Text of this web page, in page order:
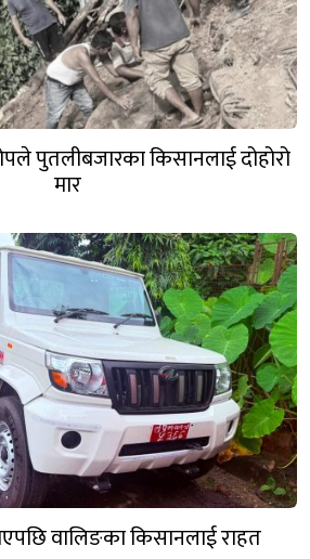
पुतलीबजारका किसानलाई दोहोरो
मार
वालिङका किसानलाई राहत